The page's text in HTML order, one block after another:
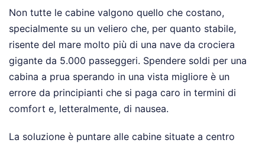
Non tutte le cabine valgono quello che costano,
specialmente su un veliero che, per quanto stabile,
risente del mare molto più di una nave da crociera
gigante da 5.000 passeggeri. Spendere soldi per una
cabina a prua sperando in una vista migliore è un
errore da principianti che si paga caro in termini di
comfort e, letteralmente, di nausea.
La soluzione è puntare alle cabine situate a centro